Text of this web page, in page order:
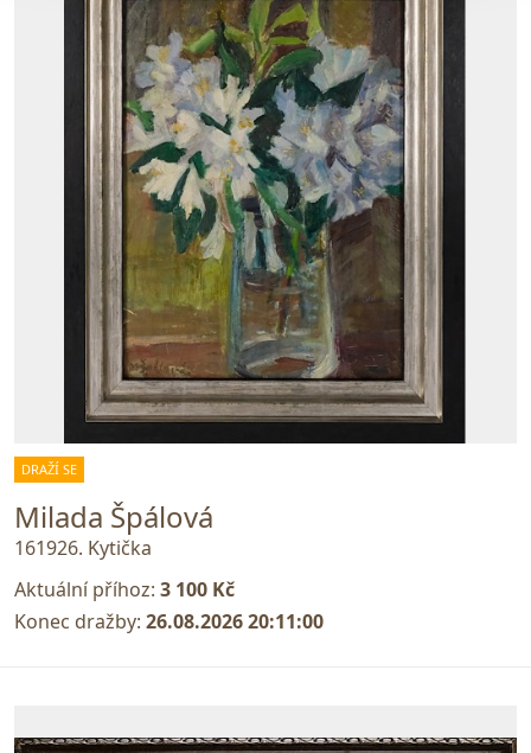
DRAŽÍ SE
Milada Špálová
161926. Kytička
Aktuální příhoz: 3 100 Kč
Konec dražby: 26.08.2026 20:11:00